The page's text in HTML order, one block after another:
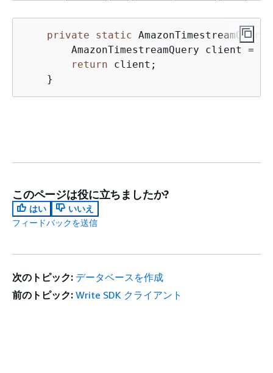
private static AmazonTimestreamQuery
AmazonTimestreamQuery client =
return client;
    }
このページは役に立ちましたか?
はい
いいえ
フィードバックを送信
次のトピック: データベースを作成
前のトピック: Write SDK クライアント